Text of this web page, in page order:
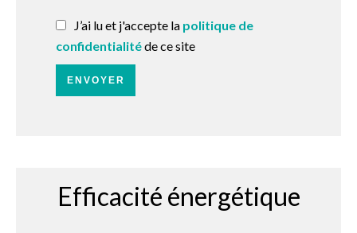
J’ai lu et j'accepte la politique de
confidentialitéde ce site
ENVOYER
Efficacité énergétique